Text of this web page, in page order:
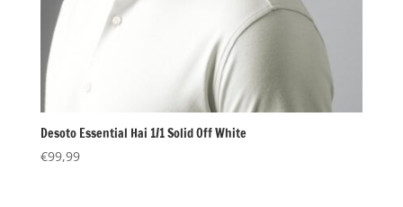
Desoto Essential Hai 1/1 Solid Off White
€99,99